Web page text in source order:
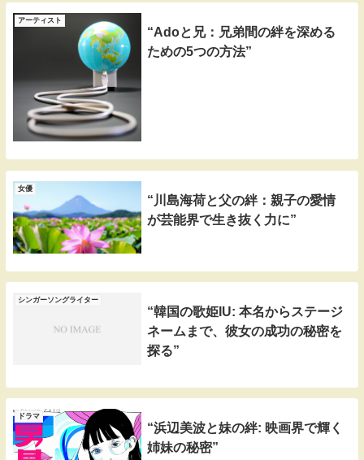
アーティスト
“Adoと兄：兄弟間の絆を深める
ための5つの方法”
女優
“川島海荷と父の絆：親子の愛情
が芸能界で生き抜く力に”
シンガーソングライター
“韓国の歌姫IU: 本名からステージ
ネームまで、彼女の成功の秘密を
探る”
ドラマ
“浜辺美波と妹の絆: 映画界で輝く
姉妹の秘密”